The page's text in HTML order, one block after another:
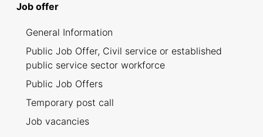
Job offer
General Information
Public Job Offer, Civil service or established
public service sector workforce
Public Job Offers
Temporary post call
Job vacancies